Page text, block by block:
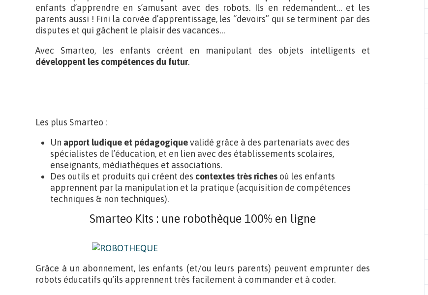
enfants d’apprendre en s’amusant avec des robots. Ils en redemandent… et les
parents aussi ! Fini la corvée d’apprentissage, les “devoirs” qui se terminent par des
disputes et qui gâchent le plaisir des vacances…
Avec Smarteo, les enfants créent en manipulant des objets intelligents et
développent les compétences du futur.
Les plus Smarteo :
Un apport ludique et pédagogiquevalidé grâce à des partenariats avec des
spécialistes de l’éducation, et en lien avec des établissements scolaires,
enseignants, médiathèques et associations.
Des outils et produits qui créent des contextes très riches où les enfants
apprennent par la manipulation et la pratique (acquisition de compétences
techniques & non techniques).
Smarteo Kits : une robothèque 100% en ligne
Grâce à un abonnement, les enfants (et/ou leurs parents) peuvent emprunter des
robots éducatifs qu’ils apprennent très facilement à commander et à coder.